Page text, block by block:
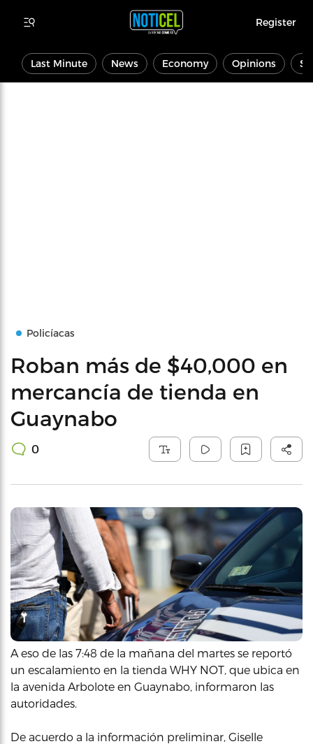
Register
Last Minute News Economy Opinions
Policíacas
Roban más de $40,000 en
mercancía de tienda en
Guaynabo
0
A eso de las 7:48 de la mañana del martes se reportó
un escalamiento en la tienda WHY NOT, que ubica en
la avenida Arbolote en Guaynabo, informaron las
autoridades.
De acuerdo a la información preliminar, Giselle